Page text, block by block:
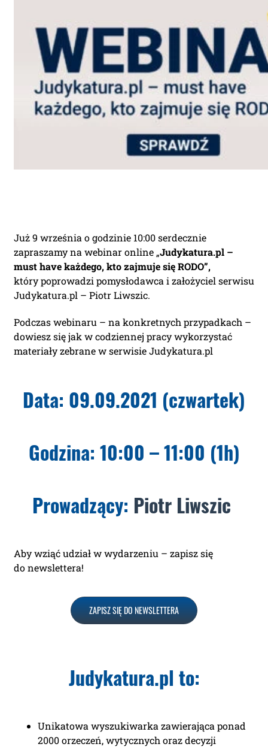
Już 9 września o godzinie 10:00 serdecznie
zapraszamy na webinar online „Judykatura.pl –
must have każdego, kto zajmuje się RODO”,
który poprowadzi pomysłodawca i założyciel serwisu
Judykatura.pl – Piotr Liwszic.
Podczas webinaru – na konkretnych przypadkach –
dowiesz się jak w codziennej pracy wykorzystać
materiały zebrane w serwisie Judykatura.pl
Data: 09.09.2021 (czwartek)
Godzina: 10:00 – 11:00 (1h)
Prowadzący: Piotr Liwszic
Aby wziąć udział w wydarzeniu – zapisz się
do newslettera!
ZAPISZ SIĘ DO NEWSLETTERA
Judykatura.pl to:
Unikatowa wyszukiwarka zawierająca ponad
2000 orzeczeń, wytycznych oraz decyzji